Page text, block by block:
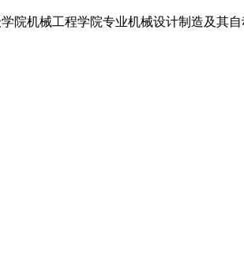
机械工程学院专业机械设计制造及其